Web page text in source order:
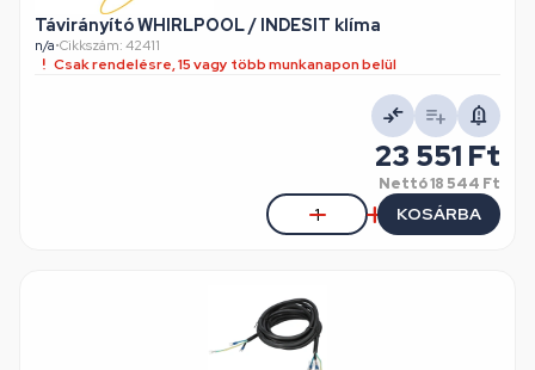
Távirányító WHIRLPOOL / INDESIT klíma
n/a•Cikkszám: 42411
Csak rendelésre, 15 vagy több munkanapon belül
23 551 Ft
Nettó18 544 Ft
KOSÁRBA